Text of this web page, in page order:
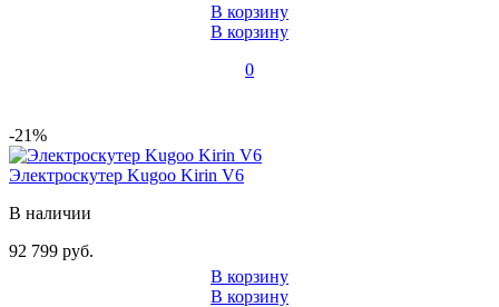
В корзину
В корзину
0
-21%
Электроскутер Kugoo Kirin V6
В наличии
92 799 руб.
В корзину
В корзину